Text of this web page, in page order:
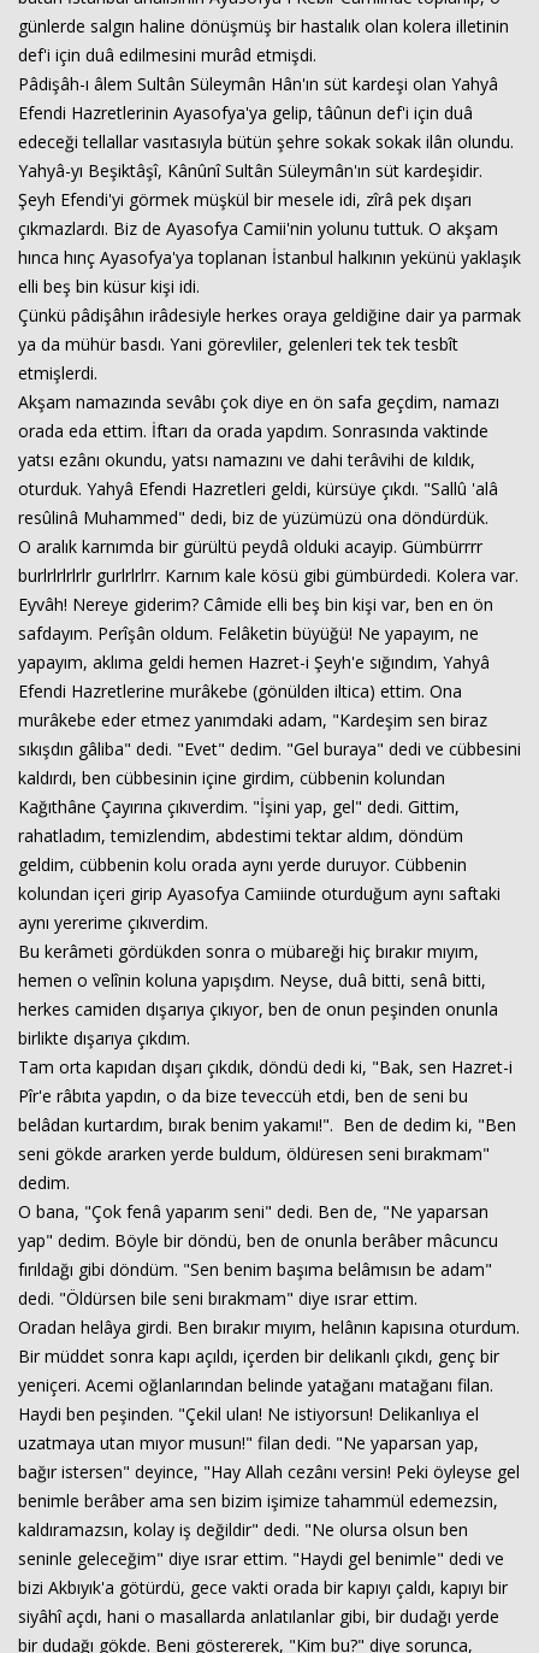
günlerde salgın haline dönüşmüş bir hastalık olan kolera illetinin
def'i için duâ edilmesini murâd etmişdi.
Pâdişâh-ı âlem Sultân Süleymân Hân'ın süt kardeşi olan Yahyâ
Efendi Hazretlerinin Ayasofya'ya gelip, tâûnun def'i için duâ
edeceği tellallar vasıtasıyla bütün şehre sokak sokak ilân olundu.
Yahyâ-yı Beşiktâşî, Kânûnî Sultân Süleymân'ın süt kardeşidir.
Şeyh Efendi'yi görmek müşkül bir mesele idi, zîrâ pek dışarı
çıkmazlardı. Biz de Ayasofya Camii'nin yolunu tuttuk. O akşam
hınca hınç Ayasofya'ya toplanan İstanbul halkının yekünü yaklaşık
elli beş bin küsur kişi idi.
Çünkü pâdişâhın irâdesiyle herkes oraya geldiğine dair ya parmak
ya da mühür basdı. Yani görevliler, gelenleri tek tek tesbît
etmişlerdi.
Akşam namazında sevâbı çok diye en ön safa geçdim, namazı
orada eda ettim. İftarı da orada yapdım. Sonrasında vaktinde
yatsı ezânı okundu, yatsı namazını ve dahi terâvihi de kıldık,
oturduk. Yahyâ Efendi Hazretleri geldi, kürsüye çıkdı. "Sallû 'alâ
resûlinâ Muhammed" dedi, biz de yüzümüzü ona döndürdük.
O aralık karnımda bir gürültü peydâ olduki acayip. Gümbürrrr
burlrlrlrlrlr gurlrlrlrr. Karnım kale kösü gibi gümbürdedi. Kolera var.
Eyvâh! Nereye giderim? Câmide elli beş bin kişi var, ben en ön
safdayım. Perîşân oldum. Felâketin büyüğü! Ne yapayım, ne
yapayım, aklıma geldi hemen Hazret-i Şeyh'e sığındım, Yahyâ
Efendi Hazretlerine murâkebe (gönülden iltica) ettim. Ona
murâkebe eder etmez yanımdaki adam, "Kardeşim sen biraz
sıkışdın gâliba" dedi. "Evet" dedim. "Gel buraya" dedi ve cübbesini
kaldırdı, ben cübbesinin içine girdim, cübbenin kolundan
Kağıthâne Çayırına çıkıverdim. "İşini yap, gel" dedi. Gittim,
rahatladım, temizlendim, abdestimi tektar aldım, döndüm
geldim, cübbenin kolu orada aynı yerde duruyor. Cübbenin
kolundan içeri girip Ayasofya Camiinde oturduğum aynı saftaki
aynı yererime çıkıverdim.
Bu kerâmeti gördükden sonra o mübareği hiç bırakır mıyım,
hemen o velînin koluna yapışdım. Neyse, duâ bitti, senâ bitti,
herkes camiden dışarıya çıkıyor, ben de onun peşinden onunla
birlikte dışarıya çıkdım.
Tam orta kapıdan dışarı çıkdık, döndü dedi ki, "Bak, sen Hazret-i
Pîr'e râbıta yapdın, o da bize teveccüh etdi, ben de seni bu
belâdan kurtardım, bırak benim yakamı!". Ben de dedim ki, "Ben
seni gökde ararken yerde buldum, öldüresen seni bırakmam"
dedim.
O bana, "Çok fenâ yaparım seni" dedi. Ben de, "Ne yaparsan
yap" dedim. Böyle bir döndü, ben de onunla berâber mâcuncu
fırıldağı gibi döndüm. "Sen benim başıma belâmısın be adam"
dedi. "Öldürsen bile seni bırakmam" diye ısrar ettim.
Oradan helâya girdi. Ben bırakır mıyım, helânın kapısına oturdum.
Bir müddet sonra kapı açıldı, içerden bir delikanlı çıkdı, genç bir
yeniçeri. Acemi oğlanlarından belinde yatağanı matağanı filan.
Haydi ben peşinden. "Çekil ulan! Ne istiyorsun! Delikanlıya el
uzatmaya utan mıyor musun!" filan dedi. "Ne yaparsan yap,
bağır istersen" deyince, "Hay Allah cezânı versin! Peki öyleyse gel
benimle berâber ama sen bizim işimize tahammül edemezsin,
kaldıramazsın, kolay iş değildir" dedi. "Ne olursa olsun ben
seninle geleceğim" diye ısrar ettim. "Haydi gel benimle" dedi ve
bizi Akbıyık'a götürdü, gece vakti orada bir kapıyı çaldı, kapıyı bir
siyâhî açdı, hani o masallarda anlatılanlar gibi, bir dudağı yerde
bir dudağı gökde. Beni göstererek, "Kim bu?" diye sorunca,